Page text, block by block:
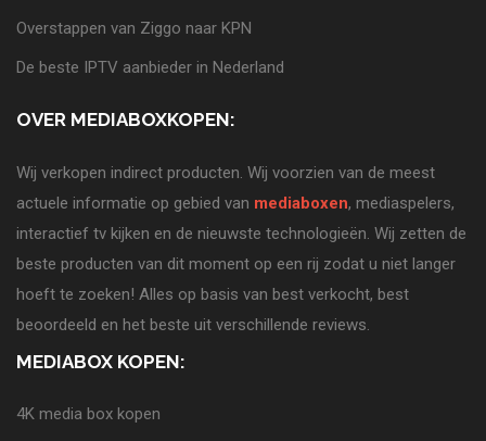
Overstappen van Ziggo naar KPN
De beste IPTV aanbieder in Nederland
OVER MEDIABOXKOPEN:
Wij verkopen indirect producten. Wij voorzien van de meest
actuele informatie op gebied van mediaboxen, mediaspelers,
interactief tv kijken en de nieuwste technologieën. Wij zetten de
beste producten van dit moment op een rij zodat u niet langer
hoeft te zoeken! Alles op basis van best verkocht, best
beoordeeld en het beste uit verschillende reviews.
MEDIABOX KOPEN:
4K media box kopen